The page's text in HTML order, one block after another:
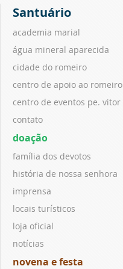
Santuário
academia marial
água mineral aparecida
cidade do romeiro
centro de apoio ao romeiro
centro de eventos pe. vitor
contato
doação
família dos devotos
história de nossa senhora
imprensa
locais turísticos
loja oficial
notícias
novena e festa